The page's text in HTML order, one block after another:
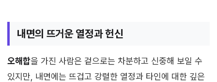
내면의 뜨거운 열정과 헌신
오해합을 가진 사람은 겉으로는 차분하고 신중해 보일 수
있지만, 내면에는 뜨겁고 강렬한 열정과 타인에 대한 깊은